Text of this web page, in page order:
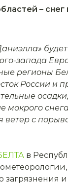
–
будет
запада
регионы
России и
мокрого
ветер с
в
загрязнения